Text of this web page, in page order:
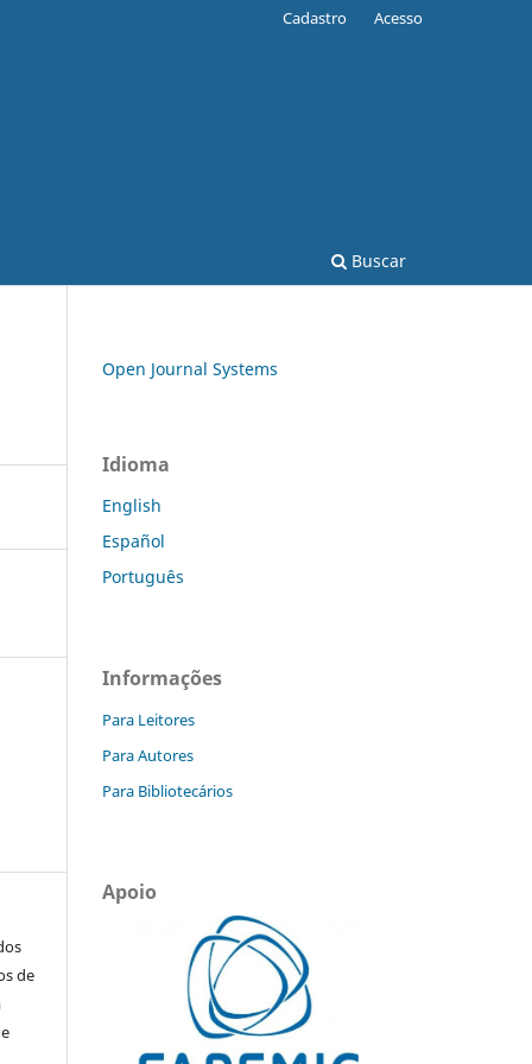
Buscar
Cadastro Acesso
de
Open Journal Systems
Idioma
English
Español
Português
Informações
Para Leitores
Para Autores
Para Bibliotecários
Apoio